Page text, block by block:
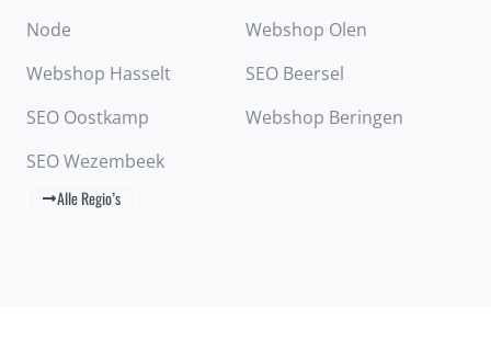
Node
Webshop Olen
Webshop Hasselt
SEO Beersel
SEO Oostkamp
Webshop Beringen
SEO Wezembeek
Alle Regio’s